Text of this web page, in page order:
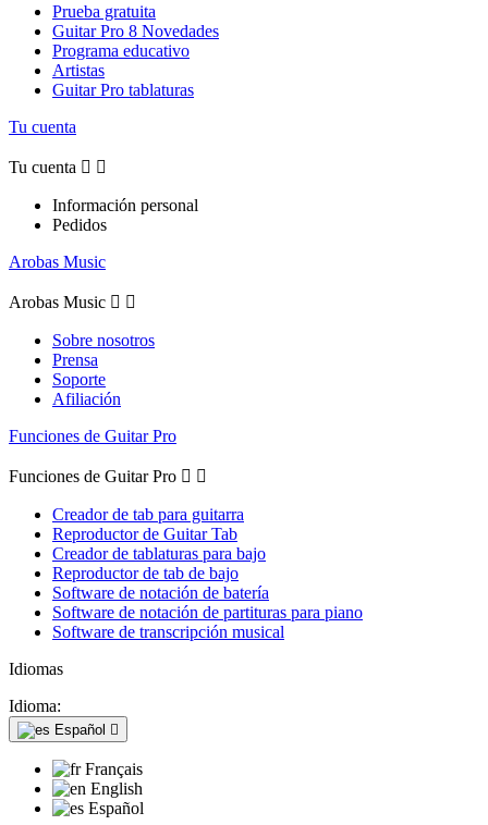
Prueba gratuita
Guitar Pro 8 Novedades
Programa educativo
Artistas
Guitar Pro tablaturas
Tu cuenta
Tu cuenta  
Información personal
Pedidos
Arobas Music
Arobas Music  
Sobre nosotros
Prensa
Soporte
Afiliación
Funciones de Guitar Pro
Funciones de Guitar Pro  
Creador de tab para guitarra
Reproductor de Guitar Tab
Creador de tablaturas para bajo
Reproductor de tab de bajo
Software de notación de batería
Software de notación de partituras para piano
Software de transcripción musical
Idiomas
Idioma:
Español 
Français
English
Español